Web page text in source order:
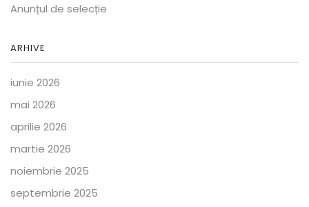
Anunțul de selecție
ARHIVE
iunie 2026
mai 2026
aprilie 2026
martie 2026
noiembrie 2025
septembrie 2025